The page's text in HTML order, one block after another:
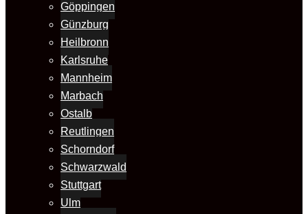
Göppingen
Günzburg
Heilbronn
Karlsruhe
Mannheim
Marbach
Ostalb
Reutlingen
Schorndorf
Schwarzwald
Stuttgart
Ulm